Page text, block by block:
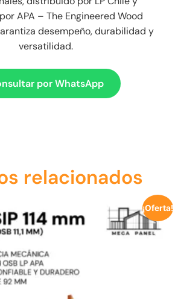
APA – The Engineered Wood
desempeño, durabilidad y
versatilidad.
por WhatsApp
relacionados
¡Oferta!